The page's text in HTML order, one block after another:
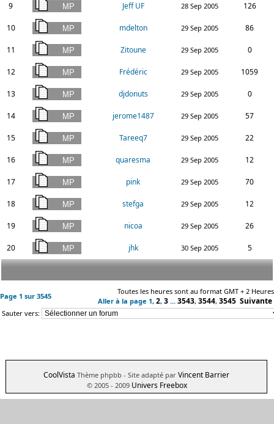
9 Jeff UF 28 Sep 2005 126
10 mdelton 29 Sep 2005 86
11 Zitoune 29 Sep 2005 0
12 Frédéric 29 Sep 2005 1059
13 djdonuts 29 Sep 2005 0
14 jerome1487 29 Sep 2005 57
15 Tareeq7 29 Sep 2005 22
16 quaresma 29 Sep 2005 12
17 pink 29 Sep 2005 70
18 stefga 29 Sep 2005 12
19 nicoa 29 Sep 2005 26
20 jhk 30 Sep 2005 5
Page 1 sur 3545
Toutes les heures sont au format GMT + 2 Heures
Aller à la page 1, 2, 3 ... 3543, 3544, 3545 Suivante
Sauter vers:
CoolVista Thème phpbb - Site adapté par Vincent Barrier
© 2005 - 2009 Univers Freebox